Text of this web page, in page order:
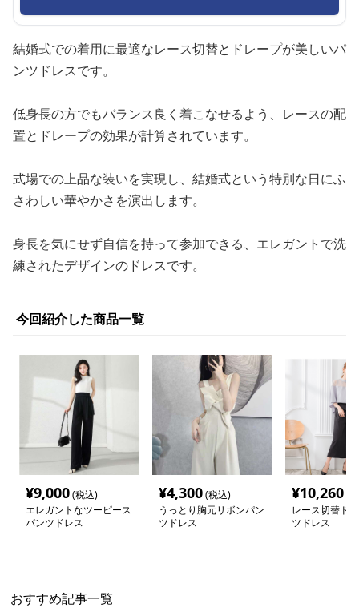
結婚式での着用に最適なレース切替とドレープが美しいパ
ンツドレスです。
低身長の方でもバランス良く着こなせるよう、レースの配
置とドレープの効果が計算されています。
式場での上品な装いを実現し、結婚式という特別な日にふ
さわしい華やかさを演出します。
身長を気にせず自信を持って参加できる、エレガントで洗
練されたデザインのドレスです。
今回紹介した商品一覧
¥9,000(税込)
エレガントなツーピース
パンツドレス
¥4,300(税込)
うっとり胸元リボンパン
ツドレス
¥10,260
レース切替ド
ツドレス
おすすめ記事一覧